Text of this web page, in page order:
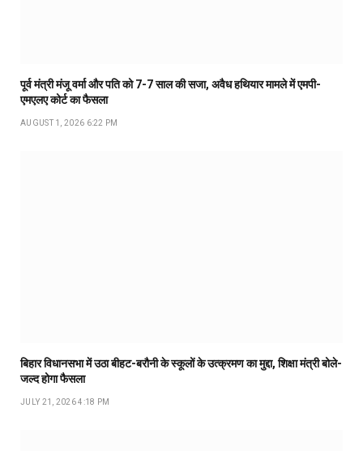
पूर्व मंत्री मंजू वर्मा और पति को 7-7 साल की सजा, अवैध हथियार मामले में एमपी-
एमएलए कोर्ट का फैसला
AUGUST 1, 2026 6:22 PM
बिहार विधानसभा में उठा बीहट-बरौनी के स्कूलों के उत्क्रमण का मुद्दा, शिक्षा मंत्री बोले-
जल्द होगा फैसला
JULY 21, 2026 4:18 PM